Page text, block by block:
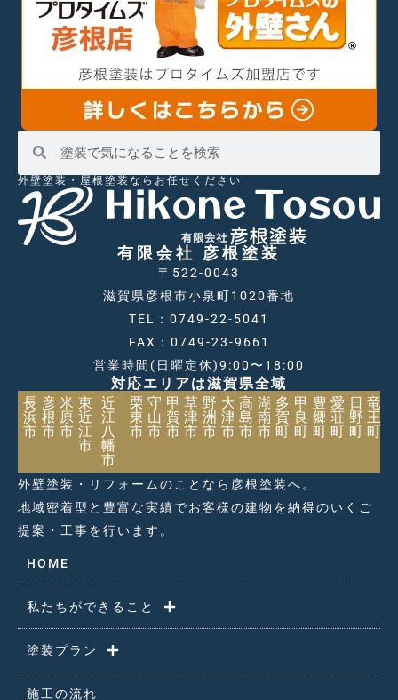
外壁塗装・屋根塗装ならお任せください
有限会社 彦根塗装
〒522-0043
滋賀県彦根市小泉町1020番地
TEL：0749-22-5041
FAX：0749-23-9661
営業時間(日曜定休)9:00〜18:00
対応エリアは滋賀県全域
長
浜
市
彦
根
市
米
原
市
東
近
江
市
近
江
八
幡
市
栗
東
市
守
山
市
甲
賀
市
草
津
市
野
洲
市
大
津
市
高
島
市
湖
南
市
多
賀
町
甲
良
町
豊
郷
町
愛
荘
町
日
野
町
竜
王
町
外壁塗装・リフォームのことなら彦根塗装へ。
地域密着型と豊富な実績でお客様の建物を納得のいくご
提案・工事を行います。
HOME
私たちができること
塗装プラン
施工の流れ